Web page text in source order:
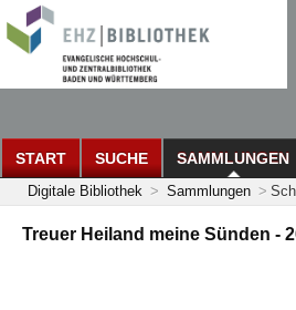
START SUCHE SAMMLUNGEN
Digitale Bibliothek > Sammlungen >
Treuer Heiland meine Sünden -